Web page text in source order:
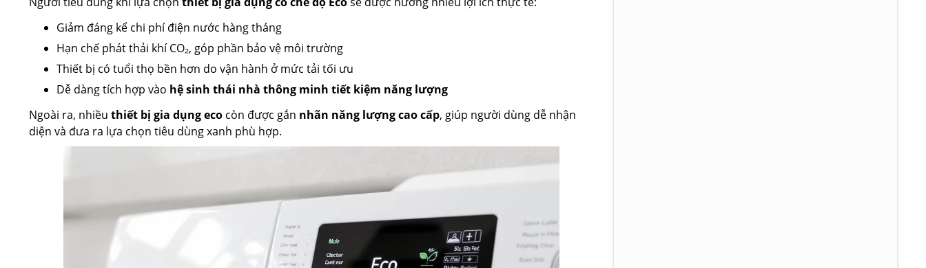
Giảm đáng kể chi phí điện nước hàng tháng
Hạn chế phát thải khí CO₂, góp phần bảo vệ môi trường
Thiết bị có tuổi thọ bền hơn do vận hành ở mức tải tối ưu
Dễ dàng tích hợp vào hệ sinh thái nhà thông minh tiết kiệm năng lượng
Ngoài ra, nhiều thiết bị gia dụng eco còn được gắn nhãn năng lượng cao cấp, giúp người dùng dễ nhận
diện và đưa ra lựa chọn tiêu dùng xanh phù hợp.